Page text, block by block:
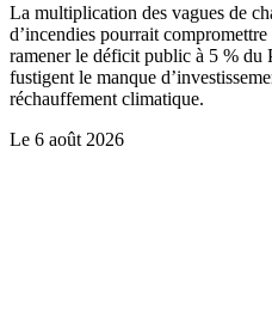
La multiplication des vagues de
d’incendies pourrait
ramener le déficit public à 5 % du
fustigent le manque
réchauffement climatique.
Le 6 août 2026